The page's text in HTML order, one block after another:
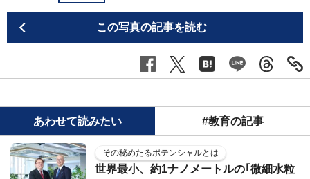
この写真の記事を読む
あわせて読みたい #教育の記事
その秘めたるポテンシャルとは
世界最小、約1ナノメートルの｢微細水粒